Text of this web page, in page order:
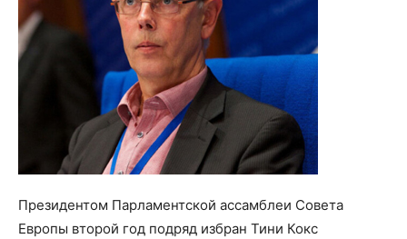
Президентом Парламентской ассамблеи Совета
Европы второй год подряд избран Тини Кокс